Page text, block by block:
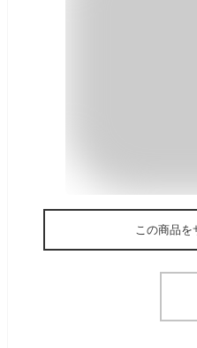
この商品を